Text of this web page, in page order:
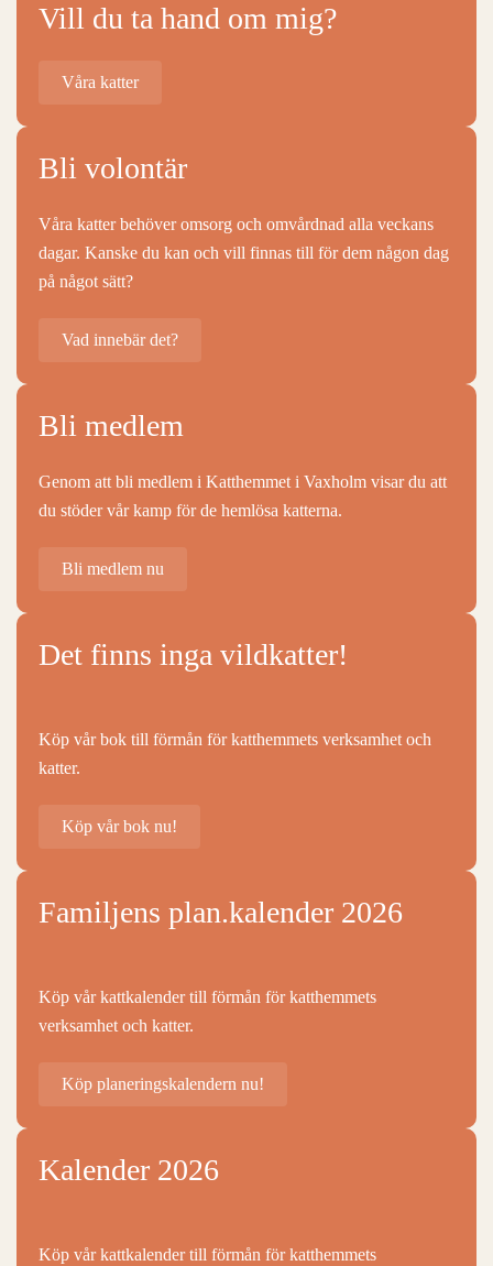
Vill du ta hand om mig?
Våra katter
Bli volontär
Våra katter behöver omsorg och omvårdnad alla veckans
dagar. Kanske du kan och vill finnas till för dem någon dag
på något sätt?
Vad innebär det?
Bli medlem
Genom att bli medlem i Katthemmet i Vaxholm visar du att
du stöder vår kamp för de hemlösa katterna.
Bli medlem nu
Det finns inga vildkatter!
Köp vår bok till förmån för katthemmets verksamhet och
katter.
Köp vår bok nu!
Familjens plan.kalender 2026
Köp vår kattkalender till förmån för katthemmets
verksamhet och katter.
Köp planeringskalendern nu!
Kalender 2026
Köp vår kattkalender till förmån för katthemmets